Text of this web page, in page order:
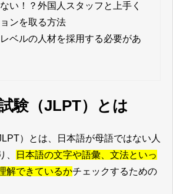
い！？外国人スタッフと上手く
ンを取る方法
ベルの人材を採用する必要があ
験（JLPT）とは
）とは、日本語が母語ではない人
、
日本語の文字や語彙、文法といっ
解できているかチェックするための